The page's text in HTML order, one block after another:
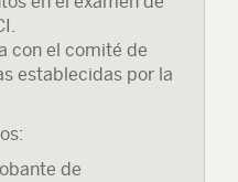
con el comité de
establecidas por la
de